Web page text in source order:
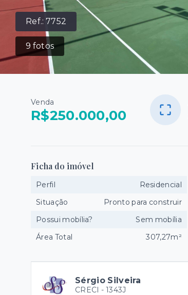
Ref.:7752
9 fotos
Venda
R$250.000,00
Ficha do imóvel
Perfil
Residencial
Situação
Pronto para construir
Possui mobília?
Sem mobília
Área Total
307,27m²
Sérgio Silveira
CRECI - 1343J